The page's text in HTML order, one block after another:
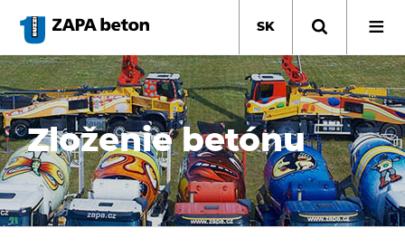
hlavný
obsah
SK
Zloženie betónu